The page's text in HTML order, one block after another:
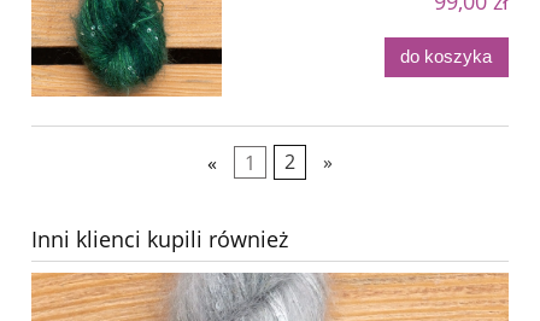
do koszyka
« 1 2 »
Inni klienci kupili również